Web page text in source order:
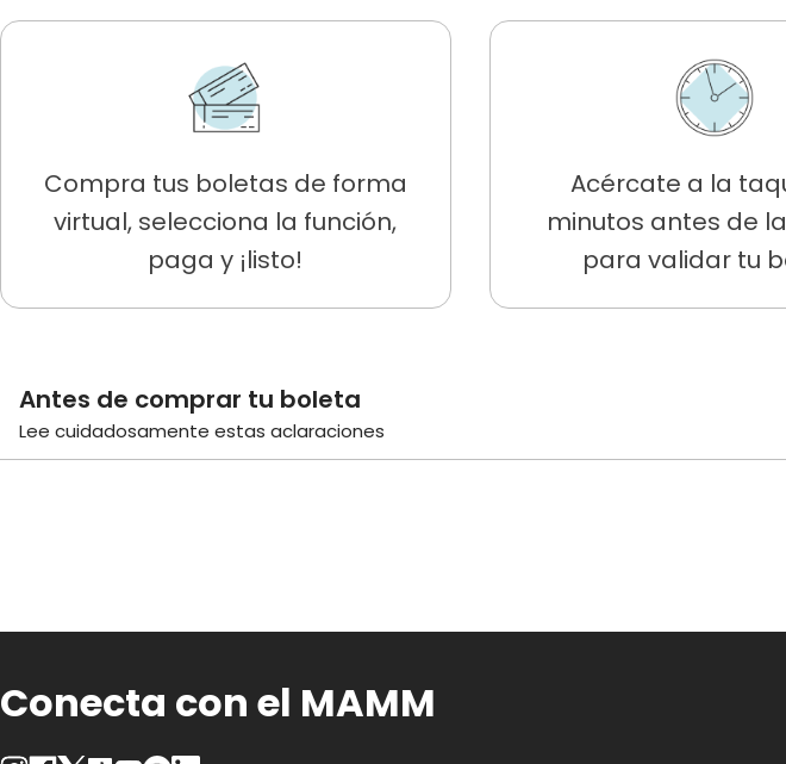
Compra tus boletas de forma
virtual, selecciona la función,
paga y ¡listo!
Acércate a la
minutos antes de
para validar tu
Antes de comprar tu boleta
Lee cuidadosamente estas aclaraciones
Si compras lasboletas de forma virtual, puedes reclamarlas en lafila
función para validar tu boleta.
Una vez compres tus boletas, el Museo no realizará la devolución ni en
Conecta con el MAMM